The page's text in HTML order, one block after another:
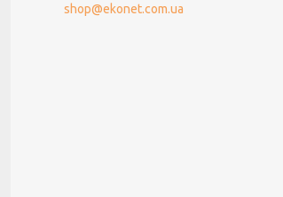
shop@ekonet.com.ua